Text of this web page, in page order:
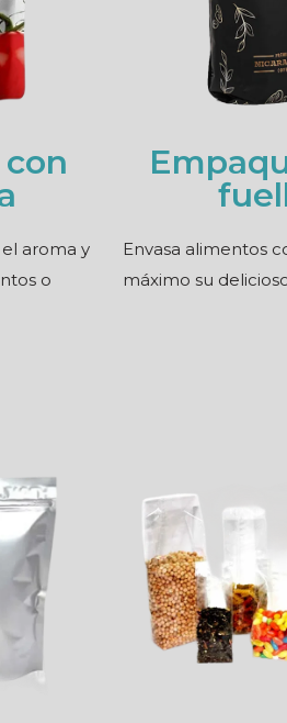
el aroma y
o
Envasa alimentos
máximo su